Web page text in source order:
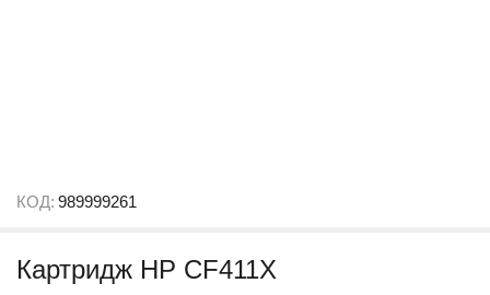
КОД: 989999261
Картридж HP CF411X